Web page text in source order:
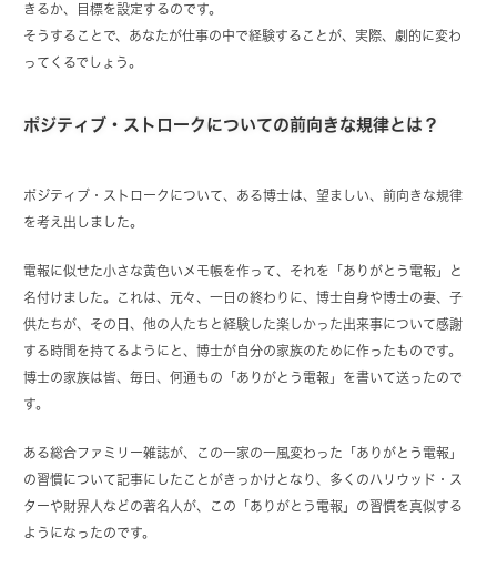
きるか、目標を設定するのです。
そうすることで、あなたが仕事の中で経験することが、実際、劇的に変わ
ってくるでしょう。
ポジティブ・ストロークについての前向きな規律とは？
ポジティブ・ストロークについて、ある博士は、望ましい、前向きな規律
を考え出しました。
電報に似せた小さな黄色いメモ帳を作って、それを「ありがとう電報」と
名付けました。これは、元々、一日の終わりに、博士自身や博士の妻、子
供たちが、その日、他の人たちと経験した楽しかった出来事について感謝
する時間を持てるようにと、博士が自分の家族のために作ったものです。
博士の家族は皆、毎日、何通もの「ありがとう電報」を書いて送ったので
す。
ある総合ファミリー雑誌が、この一家の一風変わった「ありがとう電報」
の習慣について記事にしたことがきっかけとなり、多くのハリウッド・ス
ターや財界人などの著名人が、この「ありがとう電報」の習慣を真似する
ようになったのです。